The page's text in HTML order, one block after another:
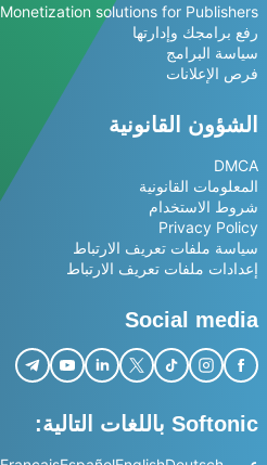
Monetization solutions for Publishers
رفع برامجك وإدارتها
سياسة البرامج
فرص الإعلانات
الشؤون القانونية
DMCA
المعلومات القانونية
شروط الاستخدام
Privacy Policy
سياسة ملفات تعريف الارتباط
إعدادات ملفات تعريف الارتباط
Social media
Softonic باللغات التالية: